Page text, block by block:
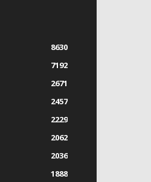
8630
7192
2671
2457
2229
2062
2036
1888